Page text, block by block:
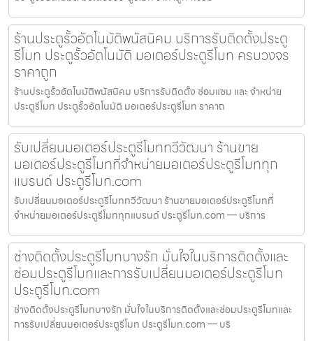
ร้านประตูรั้วอัตโนมัติพนัสนิคม บริการรับติดตั้งประตู
รีโมท ประตูรั้วอัตโนมัติ มอเตอร์ประตูรีโมท ครบวงจร
ราคาถูก
ร้านประตูรั้วอัตโนมัติพนัสนิคม บริการรับติดตั้ง ซ่อมแซม และ จำหน่าย
ประตูรีโมท ประตูรั้วอัตโนมัติ มอเตอร์ประตูรีโมท ราคาถ
รับเปลี่ยนมอเตอร์ประตูรีโมททวีวัฒนา ร้านขาย
มอเตอร์ประตูรีโมทที่จำหน่ายมอเตอร์ประตูรีโมททุก
แบรนด์ ประตูรีโมท.com
รับเปลี่ยนมอเตอร์ประตูรีโมททวีวัฒนา ร้านขายมอเตอร์ประตูรีโมทที่
จำหน่ายมอเตอร์ประตูรีโมททุกแบรนด์ ประตูรีโมท.com — บริการ
ช่างติดตั้งประตูรีโมทบางรัก มั่นใจในบริการติดตั้งและ
ซ่อมประตูรีโมทและการรับเปลี่ยนมอเตอร์ประตูรีโมท
ประตูรีโมท.com
ช่างติดตั้งประตูรีโมทบางรัก มั่นใจในบริการติดตั้งและซ่อมประตูรีโมทและ
การรับเปลี่ยนมอเตอร์ประตูรีโมท ประตูรีโมท.com — บริ